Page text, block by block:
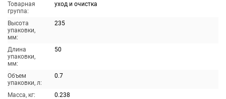
Товарная
группа:
уход и очистка
Высота
упаковки,
мм:
235
Длина
упаковки,
мм:
50
Объем
упаковки, л:
0.7
Масса, кг:
0.238